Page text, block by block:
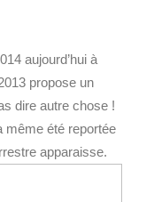
aujourd’hui à
propose un
dire autre chose !
même été reportée
apparaisse.